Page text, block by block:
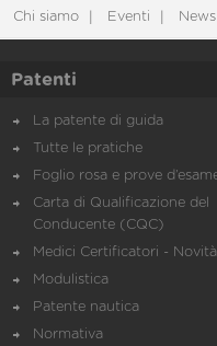
Chi siamo Eventi
Patenti
La patente di guida
Tutte le pratiche
Foglio rosa e prove
Carta di Qualificazione del
Conducente (CQC)
Medici Certificatori - Novità
Modulistica
Patente nautica
Normativa